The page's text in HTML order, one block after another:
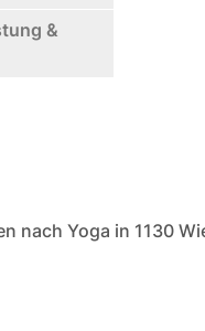
&
nach Yoga in 1130